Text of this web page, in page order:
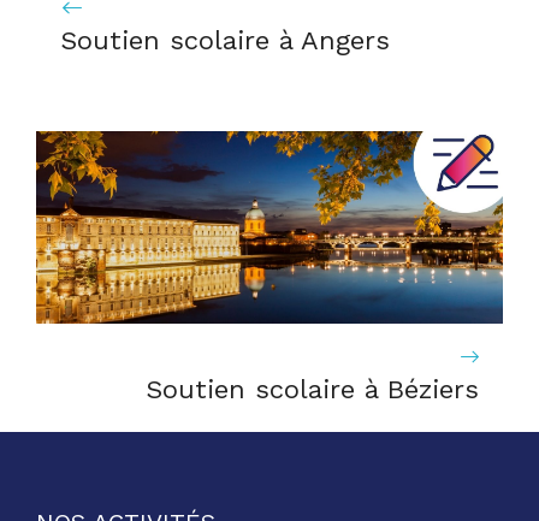
Soutien scolaire à Angers
Soutien scolaire à Béziers